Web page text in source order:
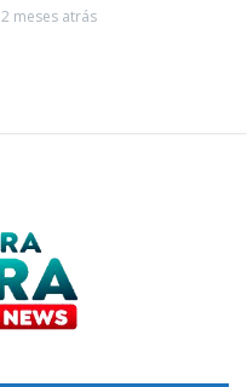
2 meses atrás